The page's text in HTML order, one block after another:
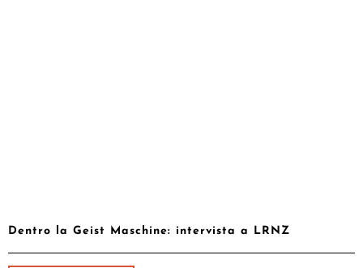
Dentro la Geist Maschine: intervista a LRNZ